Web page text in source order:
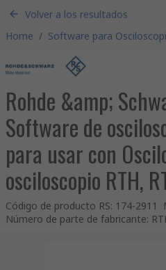
Volver a los resultados
Home / Software para
Rohde &amp;
Software de
para usar con
osciloscopio RTH,
Código de producto RS: 174-2911
Número de parte de fabricante: